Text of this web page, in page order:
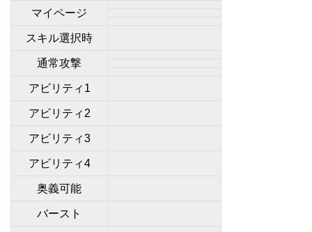
マイページ
スキル選択時
通常攻撃
アビリティ1
アビリティ2
アビリティ3
アビリティ4
奥義可能
バースト